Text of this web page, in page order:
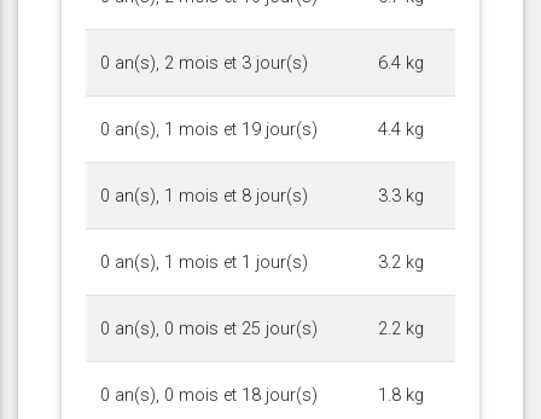
0 an(s), 2 mois et 3 jour(s) 6.4 kg
0 an(s), 1 mois et 19 jour(s) 4.4 kg
0 an(s), 1 mois et 8 jour(s) 3.3 kg
0 an(s), 1 mois et 1 jour(s) 3.2 kg
0 an(s), 0 mois et 25 jour(s) 2.2 kg
0 an(s), 0 mois et 18 jour(s) 1.8 kg